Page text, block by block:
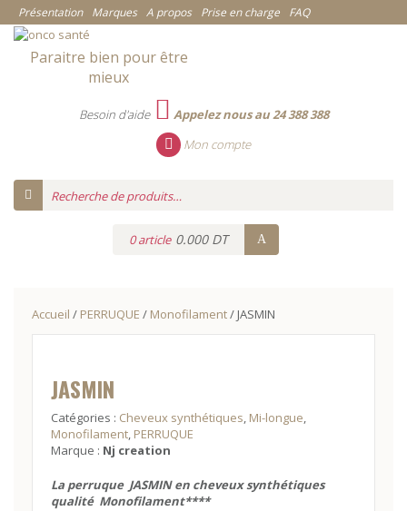
Présentation Marques A propos Prise en charge FAQ
Paraitre bien pour être
mieux
Besoin d'aide
Appelez nous au 24 388 388
Mon compte
0 article 0.000 DT
Accueil / PERRUQUE / Monofilament/ JASMIN
JASMIN
Catégories : Cheveux synthétiques, Mi-longue,
Monofilament, PERRUQUE
Marque : Nj creation
La perruque JASMIN en cheveux synthétiques
qualité Monofilament****